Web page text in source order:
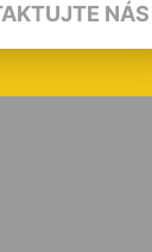
NÁS